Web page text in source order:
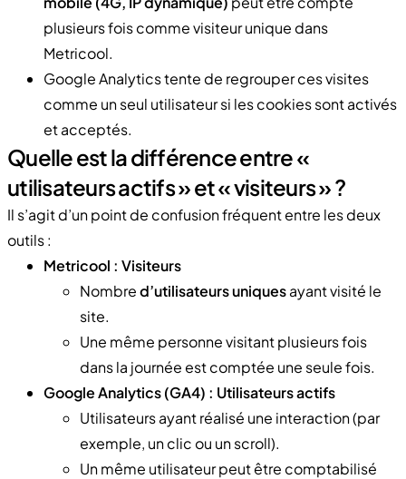
plusieurs fois comme visiteur unique dans
Metricool.
Google Analytics tente de regrouper ces visites
comme un seul utilisateur si les cookies sont activés
et acceptés.
Quelle est la différence entre «
utilisateurs actifs » et « visiteurs » ?
Il s’agit d’un point de confusion fréquent entre les deux
outils :
Metricool : Visiteurs
Nombred’utilisateurs uniquesayant visité le
site.
Une même personne visitant plusieurs fois
dans la journée est comptée une seule fois.
Google Analytics (GA4) : Utilisateurs actifs
Utilisateurs ayant réalisé une interaction (par
exemple, un clic ou un scroll).
Un même utilisateur peut être comptabilisé